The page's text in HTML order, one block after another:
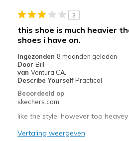
Minpunten
Fits fine day one
Beste toepassingen
Casual Wear
Width
View On Shoes
Shoes are for
3
this shoe is much heavier
shoes i have on.
Ingezonden 8 maanden geleden
Door Bill
van Ventura CA.
Describe Yourself Practical
Beoordeeld op
skechers.com
like the style, however too
Vertaling weergeven